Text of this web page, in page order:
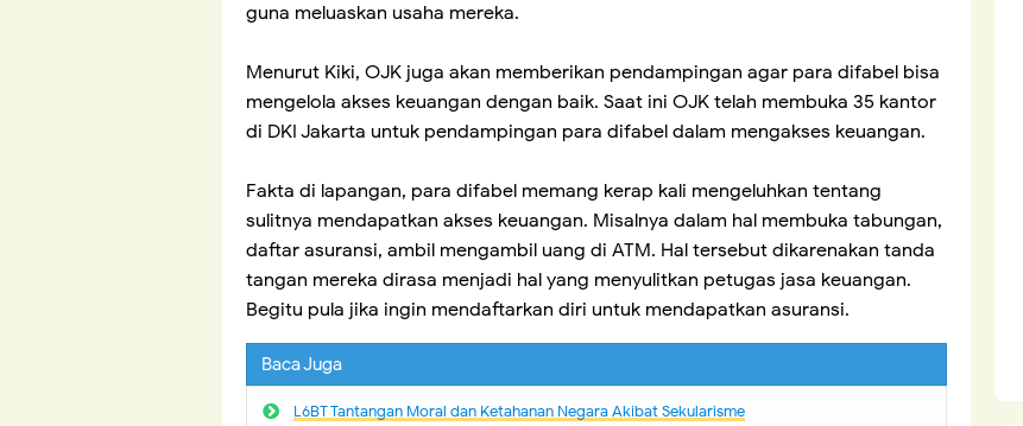
guna meluaskan usaha mereka.
Menurut Kiki, OJK juga akan memberikan pendampingan agar para difabel bisa
mengelola akses keuangan dengan baik. Saat ini OJK telah membuka 35 kantor
di DKI Jakarta untuk pendampingan para difabel dalam mengakses keuangan.
Fakta di lapangan, para difabel memang kerap kali mengeluhkan tentang
sulitnya mendapatkan akses keuangan. Misalnya dalam hal membuka tabungan,
daftar asuransi, ambil mengambil uang di ATM. Hal tersebut dikarenakan tanda
tangan mereka dirasa menjadi hal yang menyulitkan petugas jasa keuangan.
Begitu pula jika ingin mendaftarkan diri untuk mendapatkan asuransi.
Baca Juga
L6BT Tantangan Moral dan Ketahanan Negara Akibat Sekularisme